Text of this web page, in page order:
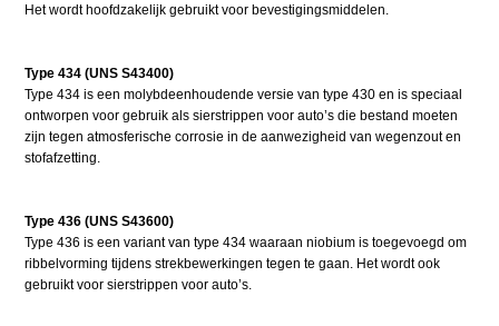
Het wordt hoofdzakelijk gebruikt voor bevestigingsmiddelen.
Type 434 (UNS S43400)
Type 434 is een molybdeenhoudende versie van type 430 en is speciaal
ontworpen voor gebruik als sierstrippen voor auto’s die bestand moeten
zijn tegen atmosferische corrosie in de aanwezigheid van wegenzout en
stofafzetting.
Type 436 (UNS S43600)
Type 436 is een variant van type 434 waaraan niobium is toegevoegd om
ribbelvorming tijdens strekbewerkingen tegen te gaan. Het wordt ook
gebruikt voor sierstrippen voor auto’s.